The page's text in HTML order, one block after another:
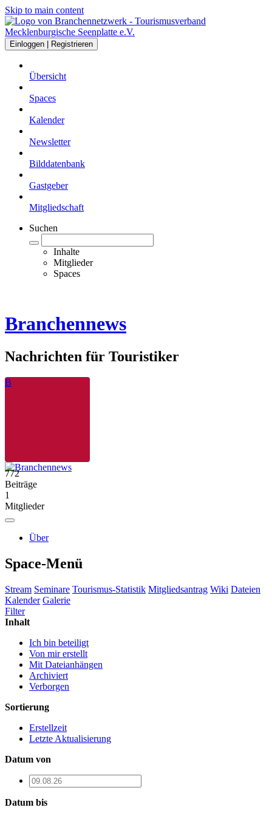
Skip to main content
Einloggen | Registrieren
Übersicht
Spaces
Kalender
Newsletter
Bilddatenbank
Gastgeber
Mitgliedschaft
Suchen
Inhalte
Mitglieder
Spaces
Branchennews
Nachrichten für Touristiker
B
772
Beiträge
1
Mitglieder
Über
Space-Menü
Stream Seminare Tourismus-Statistik Mitgliedsantrag Wiki Dateien
Kalender Galerie
Filter
Inhalt
Ich bin beteiligt
Von mir erstellt
Mit Dateianhängen
Archiviert
Verborgen
Sortierung
Erstellzeit
Letzte Aktualisierung
Datum von
Datum bis